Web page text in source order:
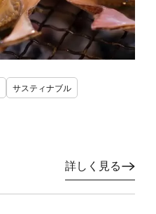
サスティナブル
詳しく見る